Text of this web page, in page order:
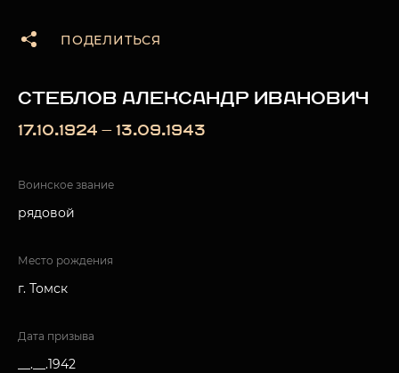
ПОДЕЛИТЬСЯ
СТЕБЛОВ АЛЕКСАНДР ИВАНОВИЧ
17.10.1924 — 13.09.1943
Воинское звание
рядовой
Место рождения
г. Томск
Дата призыва
__.__.1942